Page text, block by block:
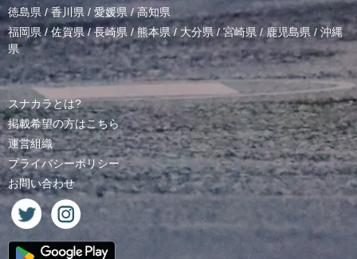
徳島県 /香川県 / 愛媛県/高知県
福岡県/佐賀県/長崎県 /熊本県/ 大分県/宮崎県 /鹿児島県 / 沖縄
県
スナカラとは?
掲載希望の方はこちら
運営組織
プライバシーポリシー
お問い合わせ